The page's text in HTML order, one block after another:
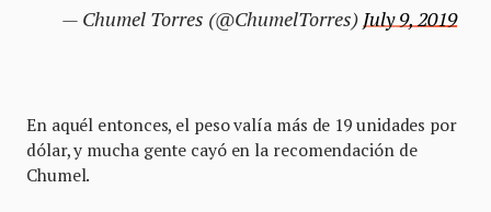
— Chumel Torres (@ChumelTorres)July 9, 2019
En aquél entonces, el peso valía más de 19 unidades por
dólar, y mucha gente cayó en la recomendación de
Chumel.